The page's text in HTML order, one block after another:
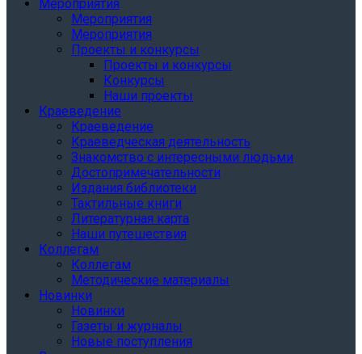
Мероприятия
Мероприятия
Мероприятия
Проекты и конкурсы
Проекты и конкурсы
Конкурсы
Наши проекты
Краеведение
Краеведение
Краеведческая деятельность
Знакомство с интересными людьми
Достопримечательности
Издания библиотеки
Тактильные книги
Литературная карта
Наши путешествия
Коллегам
Коллегам
Методические материалы
Новинки
Новинки
Газеты и журналы
Новые поступления